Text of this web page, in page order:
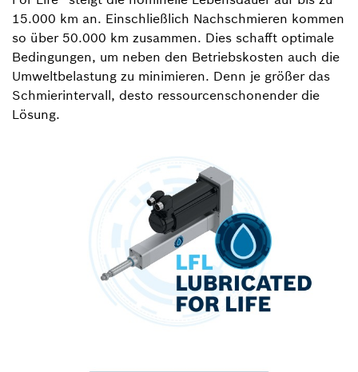
15.000 km an. Einschließlich Nachschmieren kommen
so über 50.000 km zusammen. Dies schafft optimale
Bedingungen, um neben den Betriebskosten auch die
Umweltbelastung zu minimieren. Denn je größer das
Schmierintervall, desto ressourcenschonender die
Lösung.